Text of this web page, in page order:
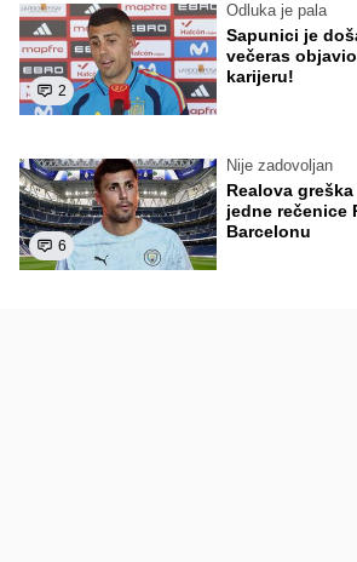
2
Odluka je pala
Sapunici je
večeras
karijeru!
6
Nije zadovoljan
Realova
jedne rečenice
Barcelonu